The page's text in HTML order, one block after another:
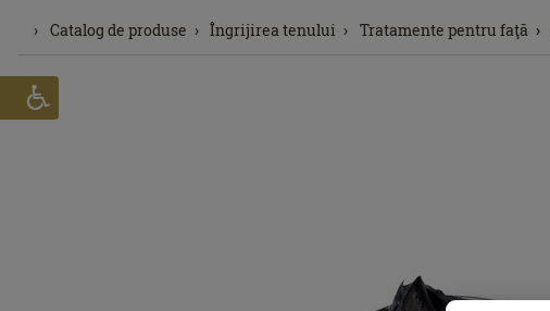
Catalog de produse Îngrijirea tenului Tratamente pentru faţă